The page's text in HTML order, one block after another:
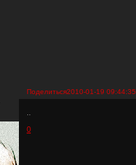
Поделиться2010-01-19 09:44:35
0